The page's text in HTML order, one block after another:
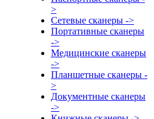
>
Сетевые сканеры ->
Портативные сканеры
->
Медицинские сканеры
->
Планшетные сканеры -
>
Документные сканеры
->